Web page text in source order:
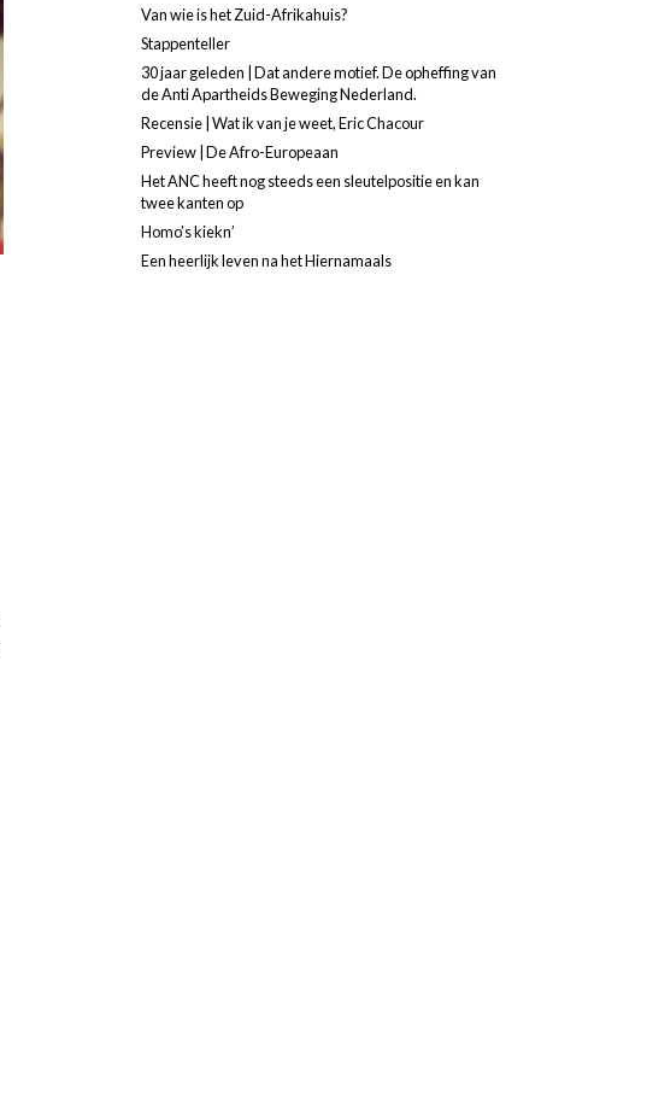
Van wie is het Zuid-Afrikahuis?
Stappenteller
30 jaar geleden | Dat andere motief. De opheffing van
de Anti Apartheids Beweging Nederland.
Recensie | Wat ik van je weet, Eric Chacour
Preview | De Afro-Europeaan
Het ANC heeft nog steeds een sleutelpositie en kan
twee kanten op
Homo’s kiekn’
Een heerlijk leven na het Hiernamaals